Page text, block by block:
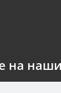
на